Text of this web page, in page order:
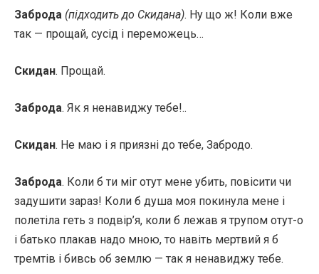
Заброда (підходить до Скидана). Ну що ж! Коли вже
так — прощай, сусід і переможець…
Скидан. Прощай.
Заброда. Як я ненавиджу тебе!..
Скидан. Не маю і я приязні до тебе, Забродо.
Заброда. Коли б ти міг отут мене убить, повісити чи
задушити зараз! Коли б душа моя покинула мене і
полетіла геть з подвір’я, коли б лежав я трупом отут-о
і батько плакав надо мною, то навіть мертвий я б
тремтів і бивсь об землю — так я ненавиджу тебе.